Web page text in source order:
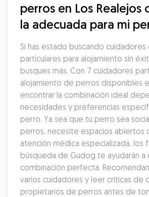
perros en Los Realejos
la adecuada para mi
Si has estado buscando
particulares para alojamiento sin
busques más. Con 7 cuidadores
alojamiento de perros disponibles
encontrar la combinación ideal
necesidades y preferencias
perro. Ya sea que tu perro sea
perros, necesite espacios abiertos
atención médica especializada, los
búsqueda de Gudog te ayudarán a
combinación perfecta.
varios cuidadores y leer críticas de
propietarios de perros antes de